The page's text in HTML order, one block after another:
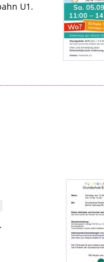
U1.